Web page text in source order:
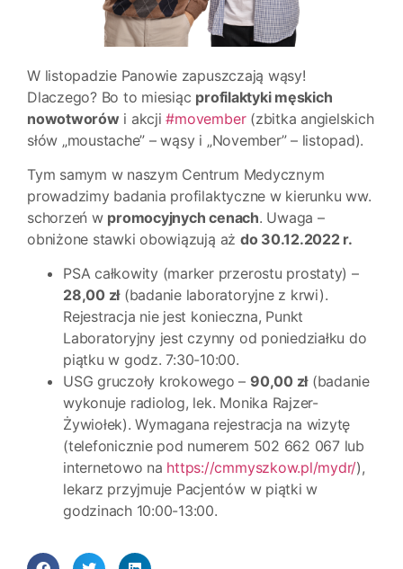
W listopadzie Panowie zapuszczają wąsy!
Dlaczego? Bo to miesiąc profilaktyki męskich
nowotworów i akcji#movember(zbitka angielskich
słów „moustache” – wąsy i „November” – listopad).
Tym samym w naszym Centrum Medycznym
prowadzimy badania profilaktyczne w kierunku ww.
schorzeń w promocyjnych cenach. Uwaga –
obniżone stawki obowiązują aż do 30.12.2022 r.
PSA całkowity (marker przerostu prostaty) –
28,00 zł(badanie laboratoryjne z krwi).
Rejestracja nie jest konieczna, Punkt
Laboratoryjny jest czynny od poniedziałku do
piątku w godz. 7:30-10:00.
USG gruczoły krokowego – 90,00 zł(badanie
wykonuje radiolog, lek. Monika Rajzer-
Żywiołek). Wymagana rejestracja na wizytę
(telefonicznie pod numerem 502 662 067 lub
internetowo na https://cmmyszkow.pl/mydr/),
lekarz przyjmuje Pacjentów w piątki w
godzinach 10:00-13:00.